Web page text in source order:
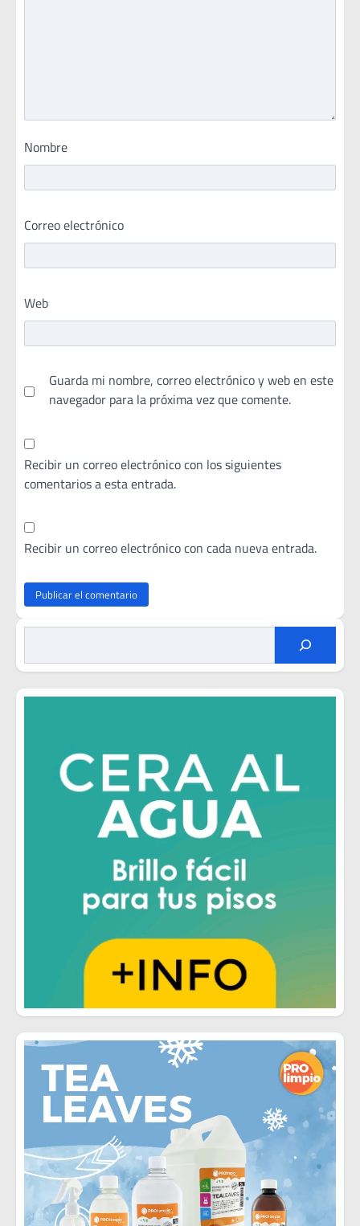
Nombre
Correo electrónico
Web
Guarda mi nombre, correo electrónico y web en este
navegador para la próxima vez que comente.
Recibir un correo electrónico con los siguientes
comentarios a esta entrada.
Recibir un correo electrónico con cada nueva entrada.